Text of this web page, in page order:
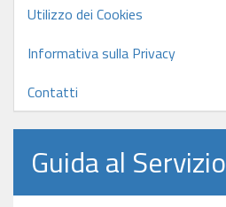
Utilizzo dei Cookies
Informativa sulla Privacy
Contatti
Guida al Servizio